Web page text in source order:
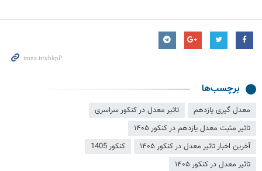
برچسب‌ها
معدل گیری یازدهم
تاثیر معدل در کنکور سراسری
تاثیر مثبت معدل یازدهم در کنکور ۱۴۰۵
آخرین اخبار تاثیر معدل در کنکور ۱۴۰۵
کنکور 1405
تاثیر معدل در کنکور ۱۴۰۵